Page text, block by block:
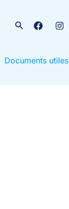
Rechercher
Documents utiles